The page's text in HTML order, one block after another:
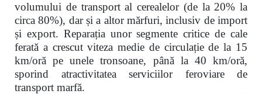
volumului de transport al cerealelor (de la 20% la
circa 80%), dar și a altor mărfuri, inclusiv de import
și export. Reparația unor segmente critice de cale
ferată a crescut viteza medie de circulație de la 15
km/oră pe unele tronsoane, până la 40 km/oră,
sporind atractivitatea serviciilor feroviare de
transport marfă.